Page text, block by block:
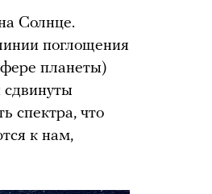
Солнце.
поглощения
планеты)
сдвинуты
спектра, что
к нам,